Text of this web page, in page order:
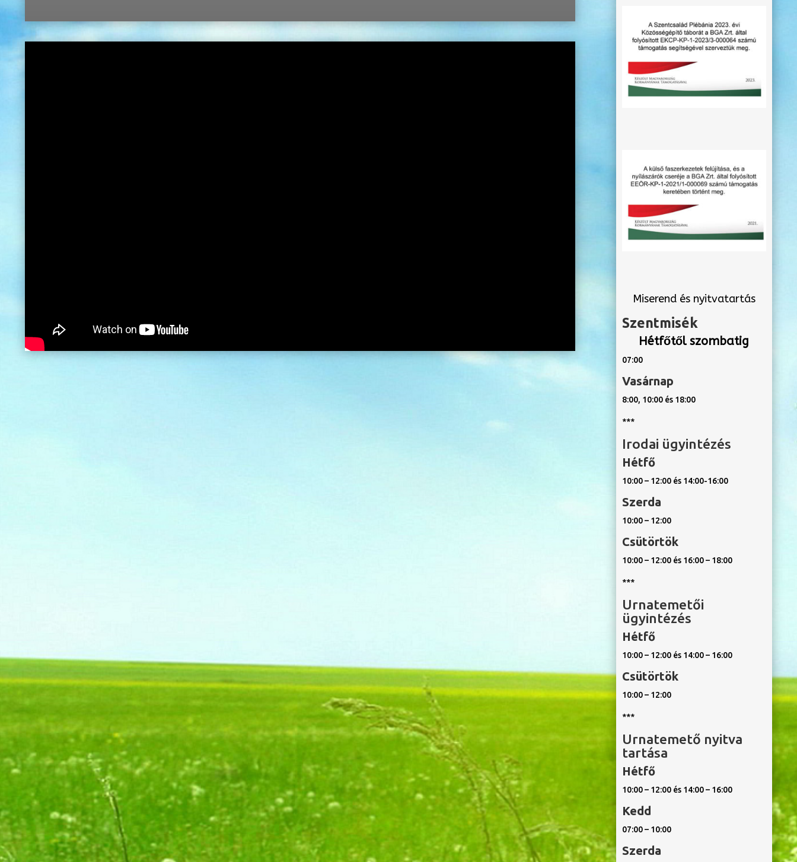
Miserend és nyitvatartás
Szentmisék
Hétfőtől szombatig
07:00
Vasárnap
8:00, 10:00 és 18:00
***
Irodai ügyintézés
Hétfő
10:00 – 12:00 és 14:00-16:00
Szerda
10:00 – 12:00
Csütörtök
10:00 – 12:00 és 16:00 – 18:00
***
Urnatemetői
ügyintézés
Hétfő
10:00 – 12:00 és 14:00 – 16:00
Csütörtök
10:00 – 12:00
***
Urnatemető nyitva
tartása
Hétfő
10:00 – 12:00 és 14:00 – 16:00
Kedd
07:00 – 10:00
Szerda